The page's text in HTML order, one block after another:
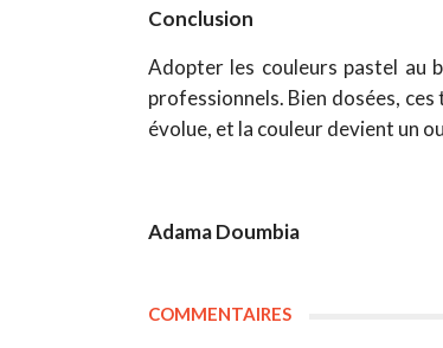
Conclusion
Adopter les couleurs pastel au
professionnels. Bien dosées,
évolue, et la couleur devient un
Adama Doumbia
COMMENTAIRES